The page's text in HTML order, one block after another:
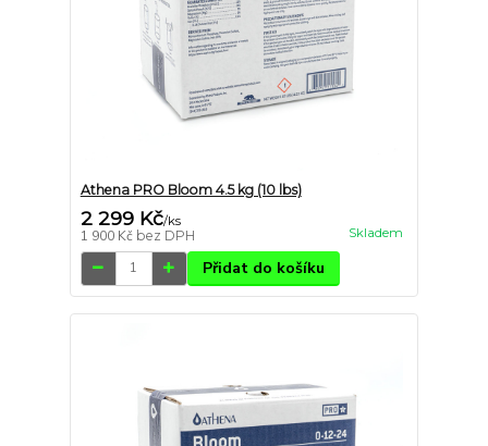
Athena PRO Bloom 4.5 kg (10 lbs)
2 299 Kč/ks
1 900 Kč bez DPH Skladem
Přidat do košíku